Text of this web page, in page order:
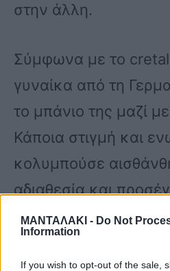
ΜΑΝΤΑΛΑΚΙ - Do Not
Information
If you wish to opt-out of the sale,
στην άλλη.
Σύμφωνα με το
γυναίκα από τη
το μπάνιο της μαζί
Κάποια στιγμή και
κολυμπούσε
αδιαθεσία και
όμως βγαίνοντας